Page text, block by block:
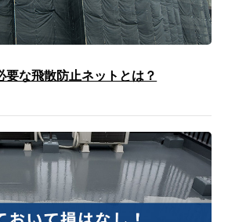
要な飛散防止ネットとは？